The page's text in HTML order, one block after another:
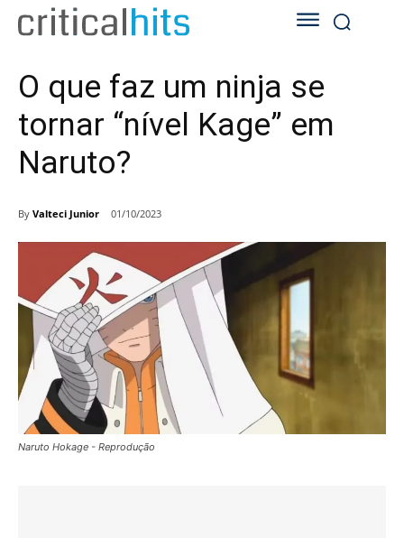
O que faz um ninja se
tornar “nível Kage” em
Naruto?
By Valteci Junior 01/10/2023
Naruto Hokage - Reprodução